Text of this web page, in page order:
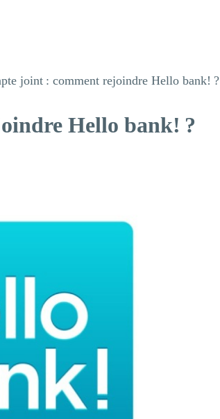
joint : comment rejoindre Hello bank! ?
Hello bank! ?